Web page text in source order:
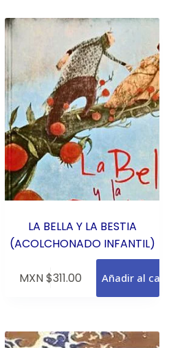
LA BELLA Y LA BESTIA
(ACOLCHONADO INFANTIL)
MXN $311.00 Añadir al